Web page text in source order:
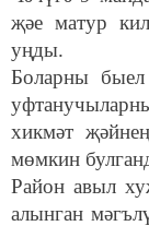
җәе матур
уңды.
Боларны
хикмәт
мөмкин
Район авыл
алынган